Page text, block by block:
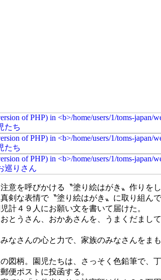
意を呼びかける〝塗り絵はがき〟作りを
な表情で〝塗り絵はがき〟に取り組んで
計４９人にお願い文を書いて届けた。
とうさん、おかあさんを、うまくだまし
なさんの心と力で、家族のみなさんをま
柄。園児たちは、さっそく色鉛筆で、
便ポストに投函する。